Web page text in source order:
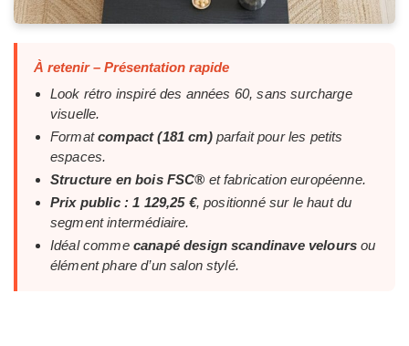
À retenir – Présentation rapide
Look rétro inspiré des années 60, sans surcharge
visuelle.
Formatcompact (181 cm)parfait pour les petits
espaces.
Structure en bois FSC® et fabrication européenne.
Prix public : 1 129,25 €, positionné sur le haut du
segment intermédiaire.
Idéal comme canapé design scandinave velours ou
élément phare d’un salon stylé.